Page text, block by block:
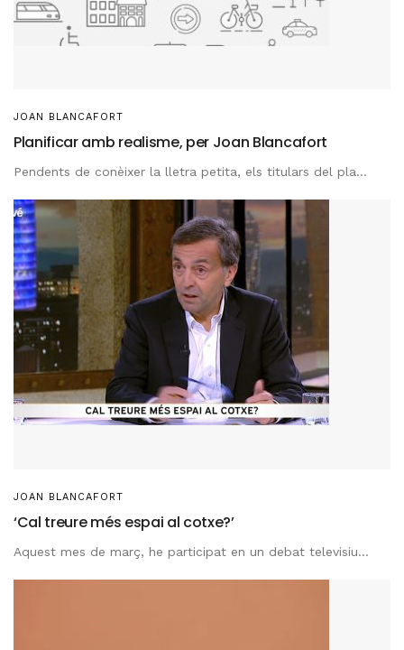
JOAN BLANCAFORT
Planificar amb realisme, per Joan Blancafort
Pendents de conèixer la lletra petita, els titulars del pla...
JOAN BLANCAFORT
‘Cal treure més espai al cotxe?’
Aquest mes de març, he participat en un debat televisiu...